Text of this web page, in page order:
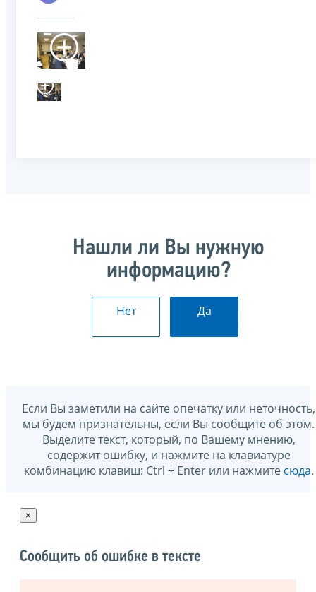
Нашли ли Вы нужную
информацию?
Нет Да
Если Вы заметили на сайте опечатку или неточность,
мы будем признательны, если Вы сообщите об этом.
Выделите текст, который, по Вашему мнению,
содержит ошибку, и нажмите на клавиатуре
комбинацию клавиш: Ctrl + Enter или нажмите сюда.
×
Сообщить об ошибке в тексте